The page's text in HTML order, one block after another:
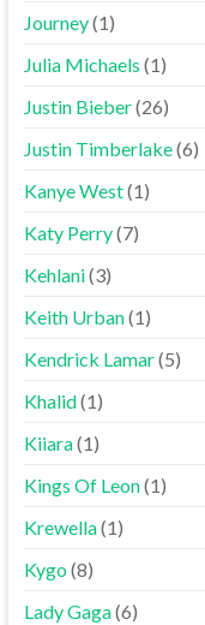
Journey(1)
Julia Michaels (1)
Justin Bieber(26)
Justin Timberlake(6)
Kanye West(1)
Katy Perry(7)
Kehlani(3)
Keith Urban(1)
Kendrick Lamar(5)
Khalid(1)
Kiiara(1)
Kings Of Leon(1)
Krewella(1)
Kygo(8)
Lady Gaga(6)